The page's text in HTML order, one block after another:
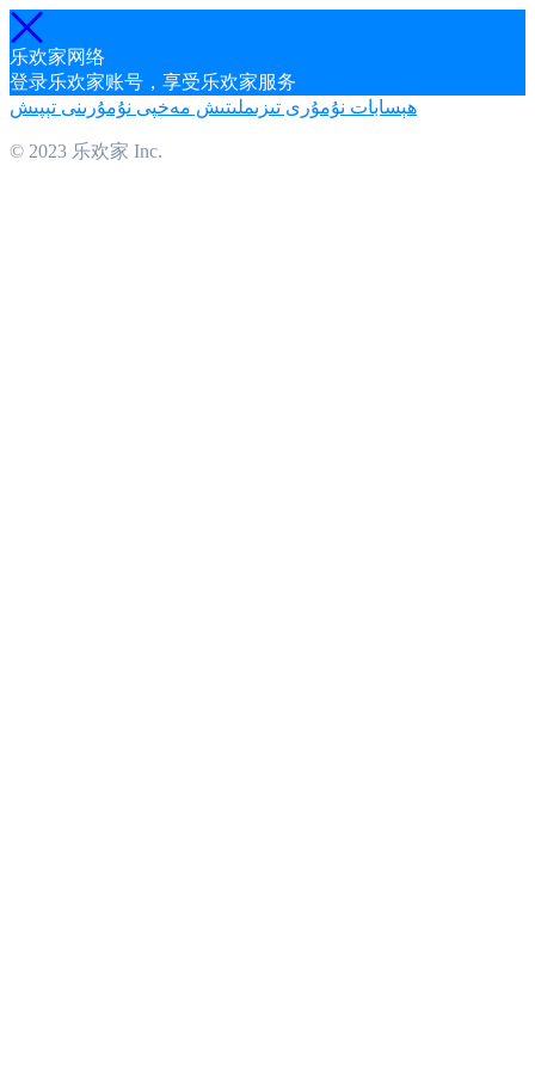
乐欢家网络
登录乐欢家账号，享受乐欢家服务
ھېسابات نۇمۇرى تىزىملىتىش مەخپى نۇمۇرىنى تېپىش
© 2023 乐欢家 Inc.